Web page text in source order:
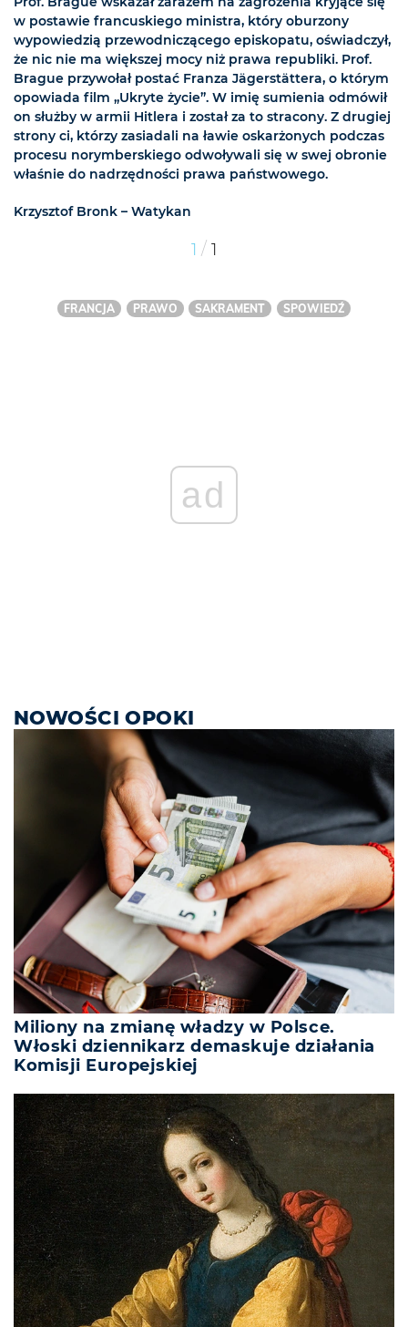
w postawie francuskiego ministra, który oburzony
wypowiedzią przewodniczącego episkopatu, oświadczył,
że nic nie ma większej mocy niż prawa republiki. Prof.
Brague przywołał postać Franza Jägerstättera, o którym
opowiada film „Ukryte życie”. W imię sumienia odmówił
on służby w armii Hitlera i został za to stracony. Z drugiej
strony ci, którzy zasiadali na ławie oskarżonych podczas
procesu norymberskiego odwoływali się w swej obronie
właśnie do nadrzędności prawa państwowego.
Krzysztof Bronk – Watykan
1 / 1
FRANCJA PRAWO SAKRAMENT SPOWIEDŹ
ad
NOWOŚCI OPOKI
Miliony na zmianę władzy w Polsce.
Włoski dziennikarz demaskuje działania
Komisji Europejskiej